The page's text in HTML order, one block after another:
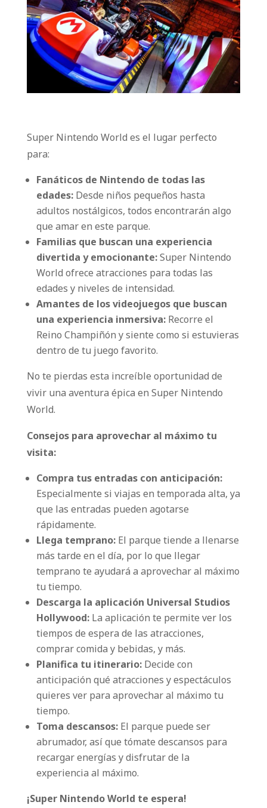
Super Nintendo World es el lugar perfecto
para:
Fanáticos de Nintendo de todas las
edades:Desde niños pequeños hasta
adultos nostálgicos, todos encontrarán algo
que amar en este parque.
Familias que buscan una experiencia
divertida y emocionante:Super Nintendo
World ofrece atracciones para todas las
edades y niveles de intensidad.
Amantes de los videojuegos que buscan
una experiencia inmersiva:Recorre el
Reino Champiñón y siente como si estuvieras
dentro de tu juego favorito.
No te pierdas esta increíble oportunidad de
vivir una aventura épica en Super Nintendo
World.
Consejos para aprovechar al máximo tu
visita:
Compra tus entradas con anticipación:
Especialmente si viajas en temporada alta, ya
que las entradas pueden agotarse
rápidamente.
Llega temprano:El parque tiende a llenarse
más tarde en el día, por lo que llegar
temprano te ayudará a aprovechar al máximo
tu tiempo.
Descarga la aplicación Universal Studios
Hollywood:La aplicación te permite ver los
tiempos de espera de las atracciones,
comprar comida y bebidas, y más.
Planifica tu itinerario:Decide con
anticipación qué atracciones y espectáculos
quieres ver para aprovechar al máximo tu
tiempo.
Toma descansos:El parque puede ser
abrumador, así que tómate descansos para
recargar energías y disfrutar de la
experiencia al máximo.
¡Super Nintendo World te espera!